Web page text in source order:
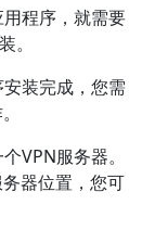
程序，就需要
。
装完成，您需
VPN服务器。
器位置，您可